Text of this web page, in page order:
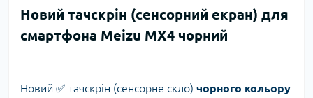
Новий тачскрін (сенсорний екран) для
смартфона Meizu MX4 чорний
Новий ✅ тачскрін (сенсорне скло) чорного кольору